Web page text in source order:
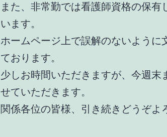
また、非常勤では看護師資格の保
います。
ホームページ上で誤解のないように
ております。
少しお時間いただきますが、今週末
せていただきます。
関係各位の皆様、引き続きどうぞよ